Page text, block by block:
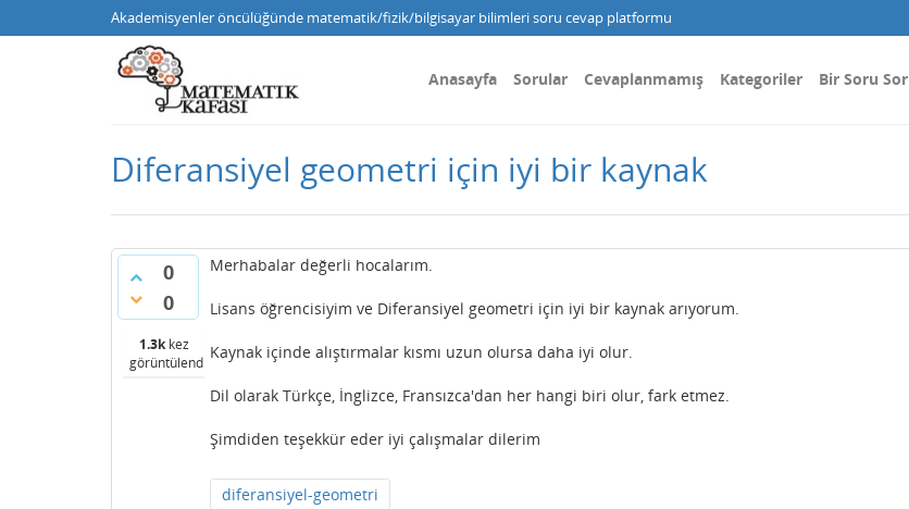
Akademisyenler öncülüğünde matematik/fizik/bilgisayar bilimleri soru cevap platformu
Anasayfa Sorular Cevaplanmamış Kategoriler Bir Soru Sor
Diferansiyel geometri için iyi bir kaynak
0
0
1.3kkez
görüntülendi
Merhabalar değerli hocalarım.
Lisans öğrencisiyim ve Diferansiyel geometri için iyi bir kaynak arıyorum.
Kaynak içinde alıştırmalar kısmı uzun olursa daha iyi olur.
Dil olarak Türkçe, İnglizce, Fransızca'dan her hangi biri olur, fark etmez.
Şimdiden teşekkür eder iyi çalışmalar dilerim
diferansiyel-geometri